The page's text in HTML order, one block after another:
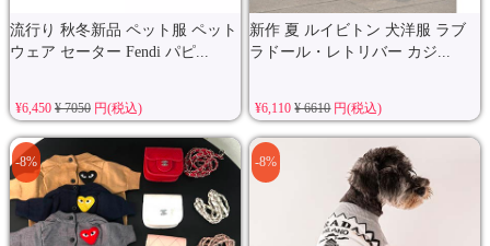
流行り 秋冬新品 ペット服 ペット
ウェア セーター Fendi パピ...
¥6,450 ¥ 7050円(税込)
新作 夏 ルイビトン 犬洋服 ラブ
ラドール・レトリバー カジ...
¥6,110¥ 6610円(税込)
-8% -8%